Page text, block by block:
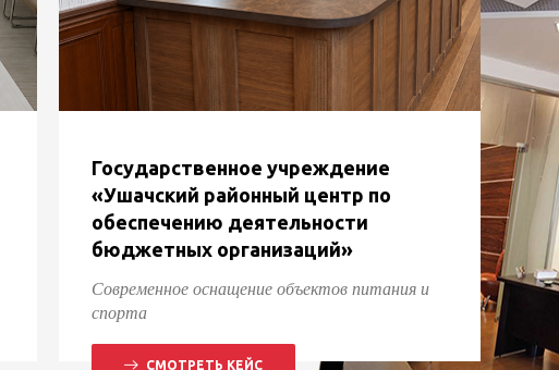
Государственное учреждение
«Ушачский районный центр по
обеспечению деятельности
бюджетных организаций»
Современное оснащение объектов питания и
спорта
СМОТРЕТЬ КЕЙС